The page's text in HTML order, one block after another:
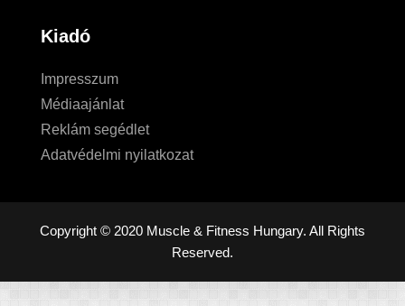
Kiadó
Impresszum
Médiaajánlat
Reklám segédlet
Adatvédelmi nyilatkozat
Copyright © 2020 Muscle & Fitness Hungary. All Rights
Reserved.